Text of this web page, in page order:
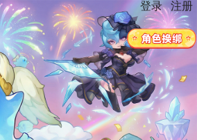
登录 注册